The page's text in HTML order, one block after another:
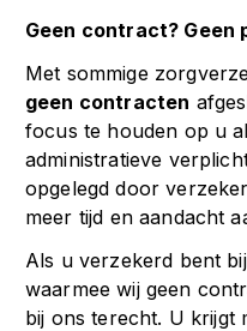
Geen contract? Geen
Met sommige
geen contracten
focus te houden op u
administratieve
opgelegd door
meer tijd en aandacht
Als u verzekerd bent
waarmee wij geen
bij ons terecht. U krijgt